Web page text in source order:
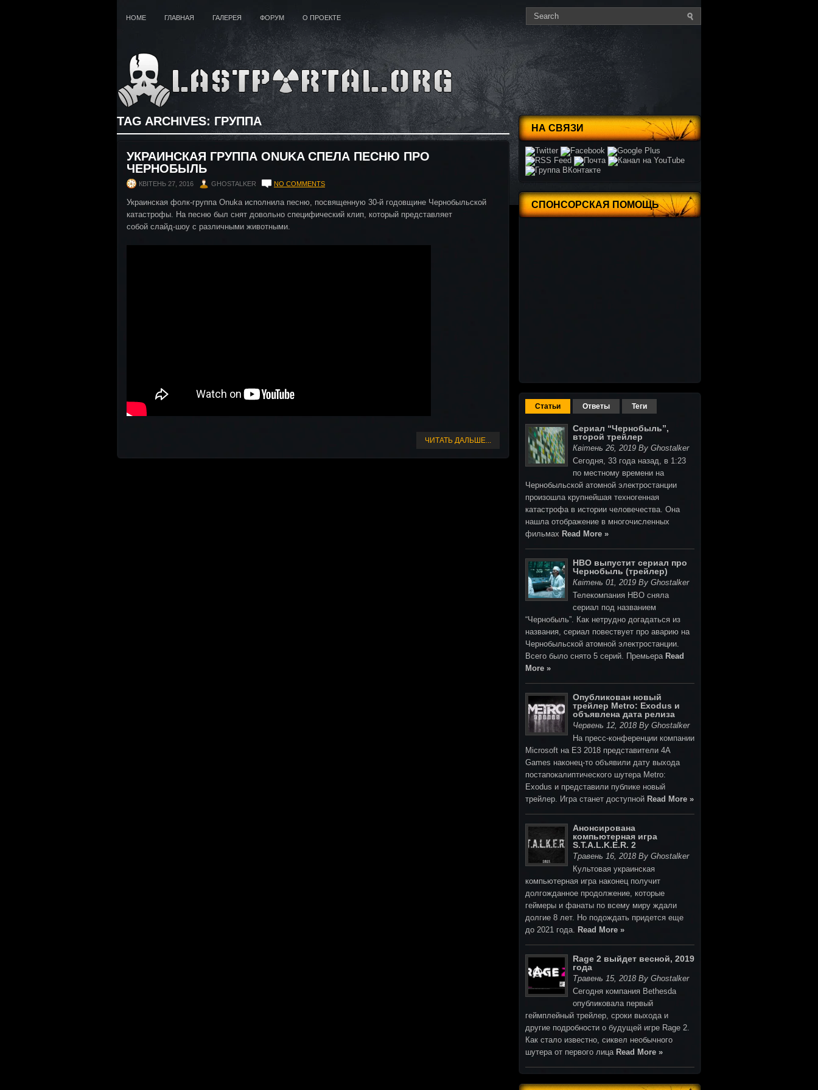
HOME ГЛАВНАЯ ГАЛЕРЕЯ ФОРУМ О ПРОЕКТЕ
TAG ARCHIVES: ГРУППА
УКРАИНСКАЯ ГРУППА ONUKA СПЕЛА ПЕСНЮ ПРО
ЧЕРНОБЫЛЬ
КВІТЕНЬ 27, 2016 GHOSTALKER NO COMMENTS
Украинская фолк-группа Onuka исполнила песню, посвященную 30-й годовщине Чернобыльской
катастрофы. На песню был снят довольно специфический клип, который представляет
собой слайд-шоу с различными животными.
ЧИТАТЬ ДАЛЬШЕ...
НА СВЯЗИ
СПОНСОРСКАЯ ПОМОЩЬ
Статьи Ответы Теги
Сериал “Чернобыль”,
второй трейлер
Квітень 26, 2019 By Ghostalker
Сегодня, 33 года назад, в 1:23
по местному времени на
Чернобыльской атомной электростанции
произошла крупнейшая техногенная
катастрофа в истории человечества. Она
нашла отображение в многочисленных
фильмах Read More »
HBO выпустит сериал про
Чернобыль (трейлер)
Квітень 01, 2019 By Ghostalker
Телекомпания HBO сняла
сериал под названием
“Чернобыль”. Как нетрудно догадаться из
названия, сериал повествует про аварию на
Чернобыльской атомной электростанции.
Всего было снято 5 серий. Премьера Read
More »
Опубликован новый
трейлер Metro: Exodus и
объявлена дата релиза
Червень 12, 2018 By Ghostalker
На пресс-конференции компании
Microsoft на E3 2018 представители 4A
Games наконец-то объявили дату выхода
постапокалиптического шутера Metro:
Exodus и представили публике новый
трейлер. Игра станет доступной Read More »
Анонсирована
компьютерная игра
S.T.A.L.K.E.R. 2
Травень 16, 2018 By Ghostalker
Культовая украинская
компьютерная игра наконец получит
долгожданное продолжение, которые
геймеры и фанаты по всему миру ждали
долгие 8 лет. Но подождать придется еще
до 2021 года. Read More »
Rage 2 выйдет весной, 2019
года
Травень 15, 2018 By Ghostalker
Cегодня компания Bethesda
опубликовала первый
геймплейный трейлер, сроки выхода и
другие подробности о будущей игре Rage 2.
Как стало известно, сиквел необычного
шутера от первого лица Read More »